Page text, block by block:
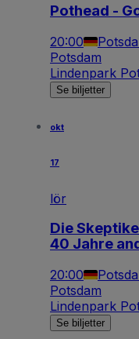
Pothead -
20:00
Potsdam
Lindenpark
Se biljetter
okt
17
lör
Die
40 Jahre
20:00
Potsdam
Lindenpark
Se biljetter